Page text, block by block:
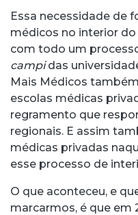
Essa necessidade de
médicos no interior
com todo um
campidas
Mais Médicos
escolas médicas
regramento que
regionais. E assim
médicas privadas
esse processo de
O que aconteceu, e
marcarmos, é que em